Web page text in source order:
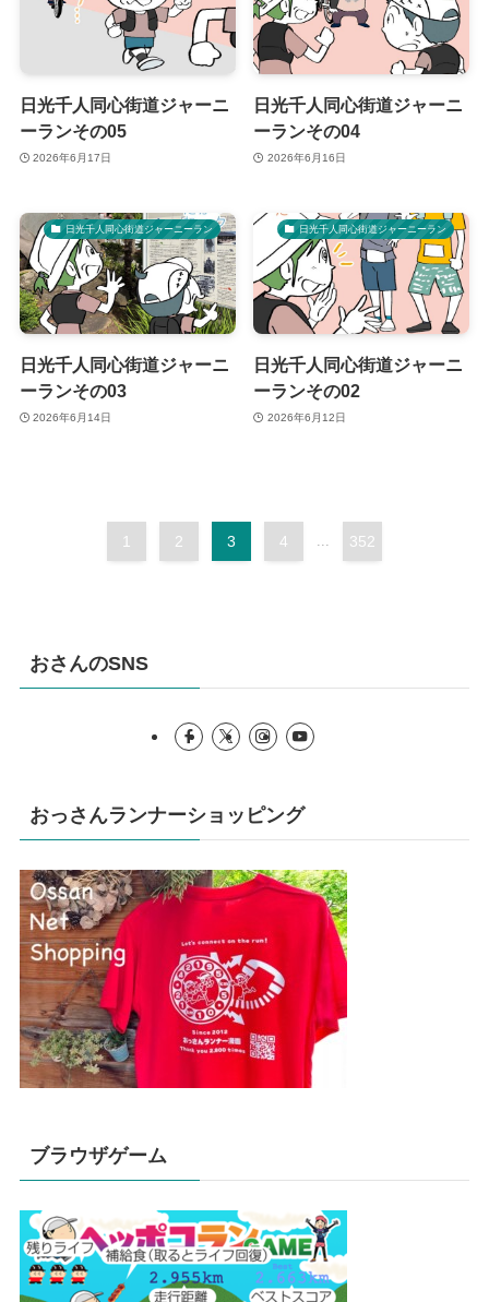
日光千人同心街道ジャーニ
ーランその05
2026年6月17日
日光千人同心街道ジャーニ
ーランその04
2026年6月16日
日光千人同心街道ジャーニーラン
日光千人同心街道ジャーニ
ーランその03
2026年6月14日
日光千人同心街道ジャーニーラン
日光千人同心街道ジャーニ
ーランその02
2026年6月12日
1 2 3 4 ... 352
おさんのSNS
おっさんランナーショッピング
ブラウザゲーム